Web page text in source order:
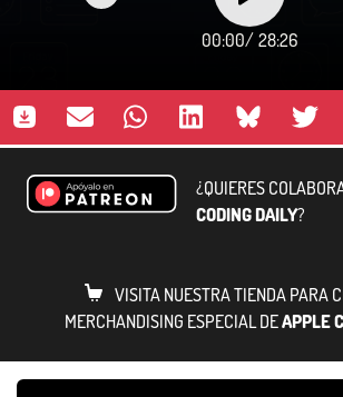
00:00/ 28:26
¿QUIERES
CODING DAILY?
VISITA NUESTRA TIENDA PARA
MERCHANDISING ESPECIAL DEAPPLE